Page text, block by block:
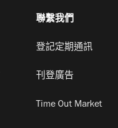
聯繫我們
登記定期通訊
刊登廣告
Time Out Market